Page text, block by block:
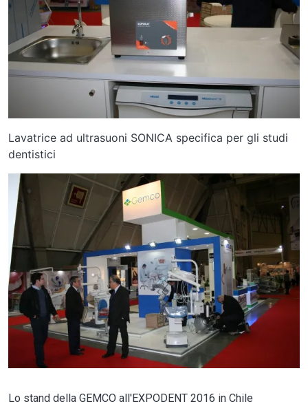
Lavatrice ad ultrasuoni SONICA specifica per gli studi
dentistici
Image
Lo stand della GEMCO all'EXPODENT 2016 in Chile